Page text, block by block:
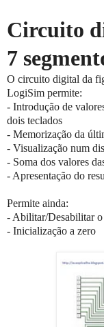
Circuito
7
O circuito digital da
LogiSim permite:
- Introdução de
dois teclados
- Memorização da
- Visualização num
- Soma dos valores
- Apresentação do
Permite ainda:
- Abilitar/Desabilitar
- Inicialização a zero